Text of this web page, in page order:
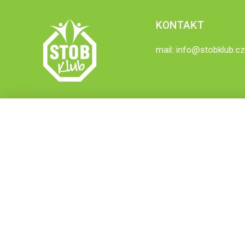
KONTAKT
mail: info@stobklub.cz